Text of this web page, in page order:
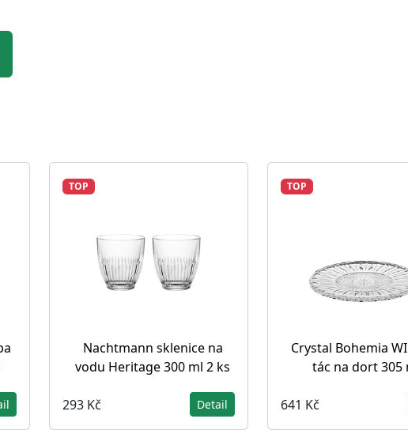
TOP
Nachtmann sklenice na
vodu Heritage 300 ml 2 ks
293 Kč Detail
TOP
Crystal Bohemia
tác na dort 305
641 Kč